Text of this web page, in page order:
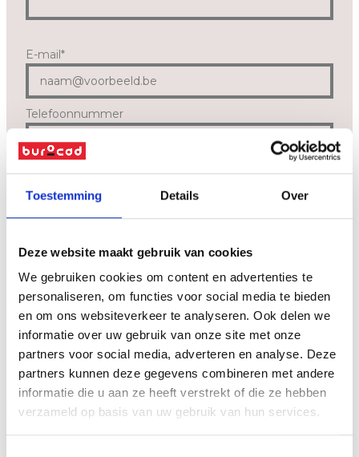
Toestemming Details Over
Deze website maakt gebruik van cookies
We gebruiken cookies om content en advertenties te
personaliseren, om functies voor social media te bieden
en om ons websiteverkeer te analyseren. Ook delen we
informatie over uw gebruik van onze site met onze
partners voor social media, adverteren en analyse. Deze
partners kunnen deze gegevens combineren met andere
informatie die u aan ze heeft verstrekt of die ze hebben
verzameld op basis van uw gebruik van hun services.
E-mail*
Telefoonnummer
Bericht*
Ik geef toestemming dat Burocad bovenstaande gegevens zal
verwerken en bewaren zoals beschreven in de
privacyverklaring .
verzenden